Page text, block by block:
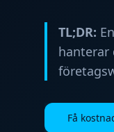
TL;DR:
hanterar
Få